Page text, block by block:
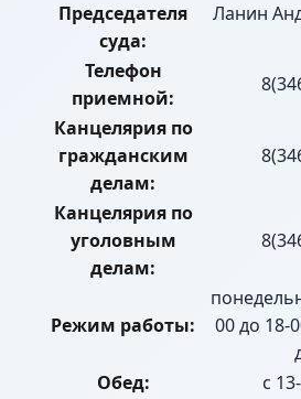
Председателя
суда:
Ланин
Телефон
приемной:
Канцелярия по
гражданским
делам:
Канцелярия по
уголовным
делам:
Режим работы:
00 до 18-
Обед:
с